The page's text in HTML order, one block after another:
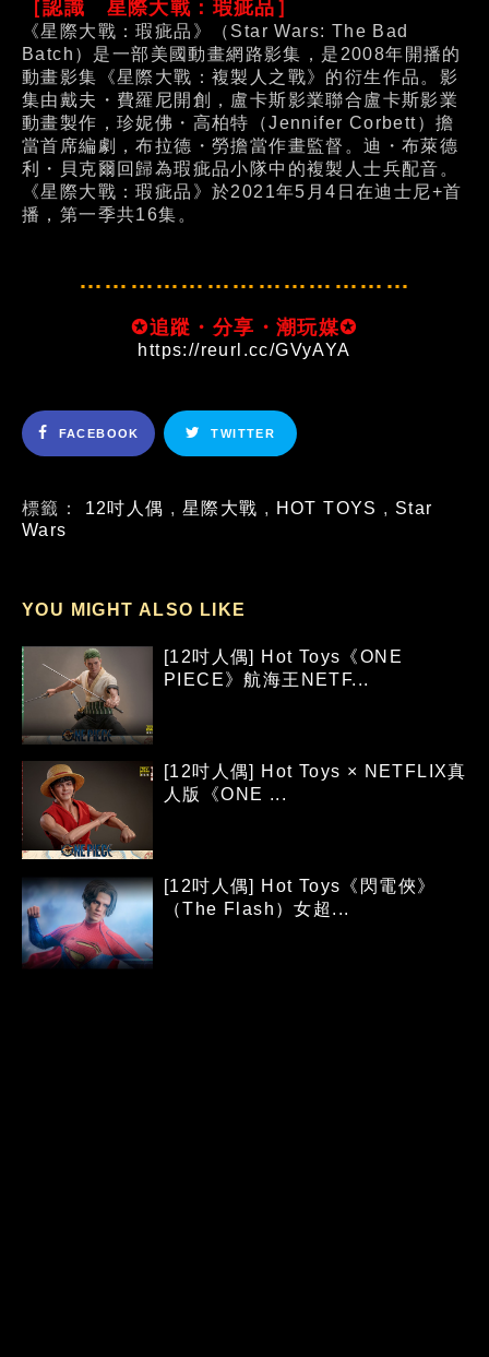
［認識 星際大戰：瑕疵品］
《星際大戰：瑕疵品》（Star Wars: The Bad
Batch）是一部美國動畫網路影集，是2008年開播的
動畫影集《星際大戰：複製人之戰》的衍生作品。影
集由戴夫・費羅尼開創，盧卡斯影業聯合盧卡斯影業
動畫製作，珍妮佛・高柏特（Jennifer Corbett）擔
當首席編劇，布拉德・勞擔當作畫監督。迪・布萊德
利・貝克爾回歸為瑕疵品小隊中的複製人士兵配音。
《星際大戰：瑕疵品》於2021年5月4日在迪士尼+首
播，第一季共16集。
…………………………………
✪追蹤・分享・潮玩媒✪
https://reurl.cc/GVyAYA
FACEBOOK TWITTER
標籤： 12吋人偶 , 星際大戰 , HOT TOYS , Star
Wars
YOU MIGHT ALSO LIKE
[12吋人偶] Hot Toys《ONE
PIECE》航海王NETF...
[12吋人偶] Hot Toys × NETFLIX真
人版《ONE ...
[12吋人偶] Hot Toys《閃電俠》
（The Flash）女超...